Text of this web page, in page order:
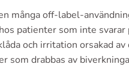
många off-label-
patienter som inte svarar
och irritation orsakad av
som drabbas av